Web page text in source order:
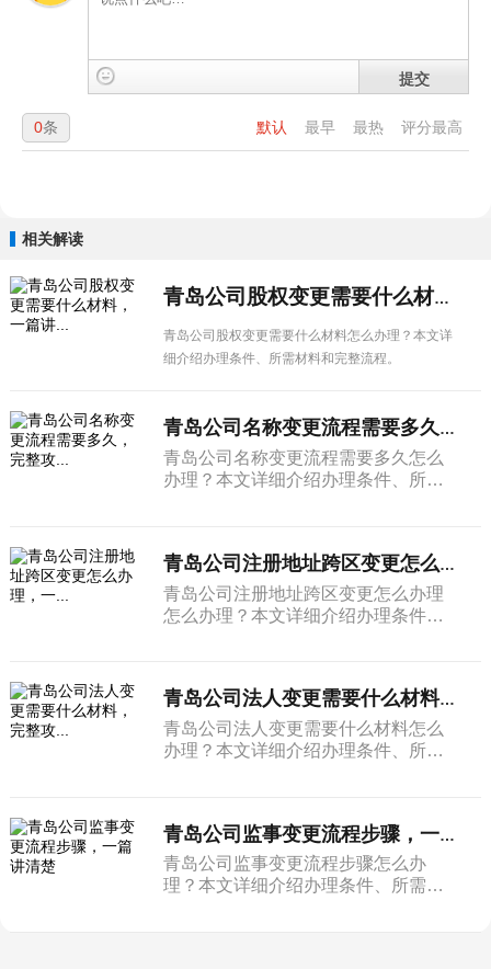
提交
默认 最早 最热 评分最高
0条
相关解读
青岛公司股权变更需要什么材料，一篇讲...
青岛公司股权变更需要什么材料怎么办理？本文详
细介绍办理条件、所需材料和完整流程。
青岛公司名称变更流程需要多久，完整攻...
青岛公司名称变更流程需要多久怎么
办理？本文详细介绍办理条件、所需
青岛公司注册地址跨区变更怎么办理，一...
青岛公司注册地址跨区变更怎么办理
怎么办理？本文详细介绍办理条件、
青岛公司法人变更需要什么材料，完整攻...
青岛公司法人变更需要什么材料怎么
办理？本文详细介绍办理条件、所需
青岛公司监事变更流程步骤，一篇讲清楚
青岛公司监事变更流程步骤怎么办
理？本文详细介绍办理条件、所需材